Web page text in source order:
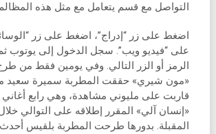
التواصل مع قسم يتعامل مع مثل هذه
اضغط على زر “إدراج”، اضغط على زر
على “فيديو ويب”. سجل الدخول إلى يوتوب
الرمز أو الزر التالي. وفي يومين فقط من
«مون شيري» حققت المطربة سميرة سعيد
قاربت على مليوني مشاهدة، وهي رابع أغاني
«إنسان آلي» المقرر إطلاقه على التوالي
المقبلة. بدورها طرحت المطربة بلقيس أحدث